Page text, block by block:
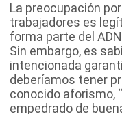
La preocupación
trabajadores es
forma parte del
Sin embargo, es
intencionada
deberíamos tener
conocido aforismo,
empedrado de